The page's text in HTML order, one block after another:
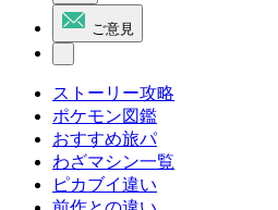
ご意見
ストーリー攻略
ポケモン図鑑
おすすめ旅パ
わざマシン一覧
ピカブイ違い